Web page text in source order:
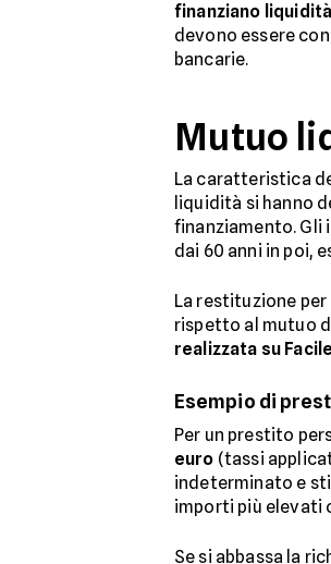
finanziano
devono essere
bancarie.
Mutuo
La caratteristica
liquidità si hanno
finanziamento. Gli
dai 60 anni in poi,
La restituzione per
rispetto al mutuo
realizzata su
Esempio di
Per un prestito
euro (tassi
indeterminato e
importi più elevati
Se si abbassa la